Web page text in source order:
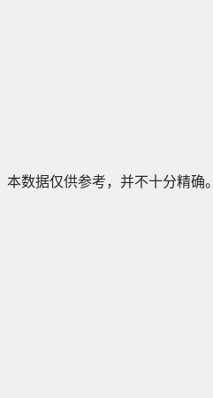
本数据仅供参考，并不十分精确。